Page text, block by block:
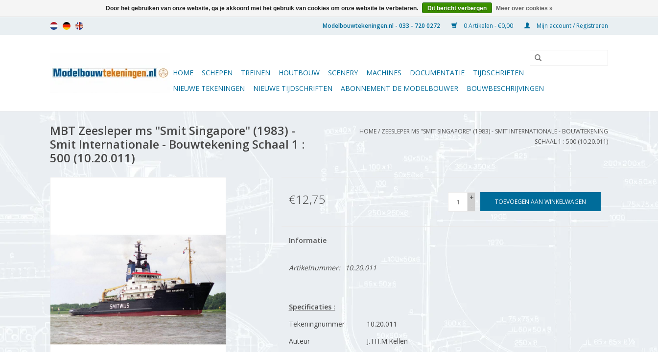
0 Artikelen - €0,00 Mijn account / Registreren
HOME SCHEPEN TREINEN HOUTBOUW SCENERY MACHINES DOCUMENTATIE
TIJDSCHRIFTEN
NIEUWE TEKENINGEN
NIEUWE TIJDSCHRIFTEN ABONNEMENT DE MODELBOUWER BOUWBESCHRIJVINGEN
MBT Zeesleper ms "Smit Singapore" (1983) -
Smit Internationale - Bouwtekening Schaal 1 :
500 (10.20.011)
HOME/ ZEESLEPER MS "SMIT SINGAPORE" (1983) - SMIT INTERNATIONALE - BOUWTEKENING
SCHAAL 1 : 500 (10.20.011)
€12,75
+
-
TOEVOEGEN AAN WINKELWAGEN
Informatie
Artikelnummer: 10.20.011
Specificaties :
Tekeningnummer
10.20.011
Auteur
J.TH.M.Kellen
Door het gebruiken van onze website, ga je akkoord met het gebruik van cookies om onze website te verbeteren. Dit bericht verbergen Meer over cookies »